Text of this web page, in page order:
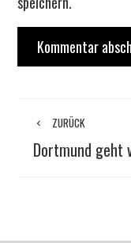
ZURÜCK
Dortmund geht